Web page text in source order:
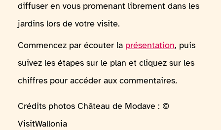
diffuser en vous promenant librement dans les
jardins lors de votre visite.
Commencez par écouter la présentation, puis
suivez les étapes sur le plan et cliquez sur les
chiffres pour accéder aux commentaires.
Crédits photos Château de Modave : ©
VisitWallonia